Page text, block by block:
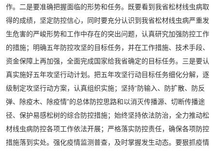
作。二是要准确把握面临的形势和任务。既要看到我省松材线虫病取
得的成绩，坚定防控信心，同时要充分认识到我省松材线虫病严重发
生危害的严峻形势和工作中存在的突出问题，认真研究加强防控工作
的措施；明确五年防控攻坚的目标任务，并在工作措施、技术手段、
资金保障上再加强，全面完成国家给我省确定的目标任务。三是要认
真实施好五年攻坚行动计划。把五年攻坚行动目标任务细化分解，逐
级制定攻坚行动方案，认真组织实施；坚持“防输入、防扩散、防反
弹、除疫木、除疫情”的总体防控思路和以消灭传播源、切断传播途
径、保护易感松树的综合防控措施；始终坚持依法防治，全力推动松
材线虫病防控各项工作依法开展；严格落实防控责任，确保各项防控
措施落到实处。强化疫情监测普查，及时掌握发生动态。要狠抓疫情